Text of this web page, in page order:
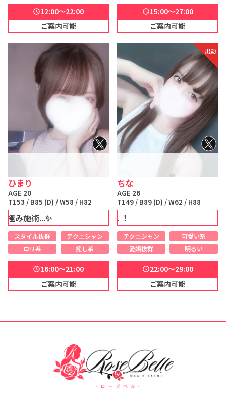
schedule12:00～22:00
ご案内可能
schedule15:00～27:00
ご案内可能
ひまり
AGE 20
T153 / B85 (D) / W58 / H82
み施術...✨️
スタイル抜群
テクニシャン
ロリ系
癒し系
schedule16:00～21:00
ご案内可能
出勤
ちな
AGE 26
T149 / B89 (D) / W62 / H88
姉Kawaii 沼注意 ... ！
テクニシャン
可愛い系
愛嬌抜群
明るい
schedule22:00～29:00
ご案内可能